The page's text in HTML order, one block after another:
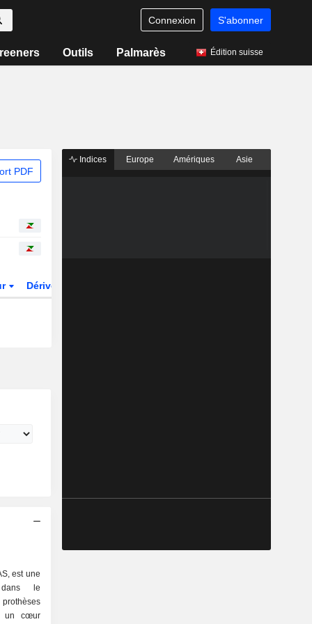
Connexion S'abonner
Outils Palmarès Édition suisse
PDF
Dérivés
est une
dans le
un cœur
Indices Europe Amériques Asie